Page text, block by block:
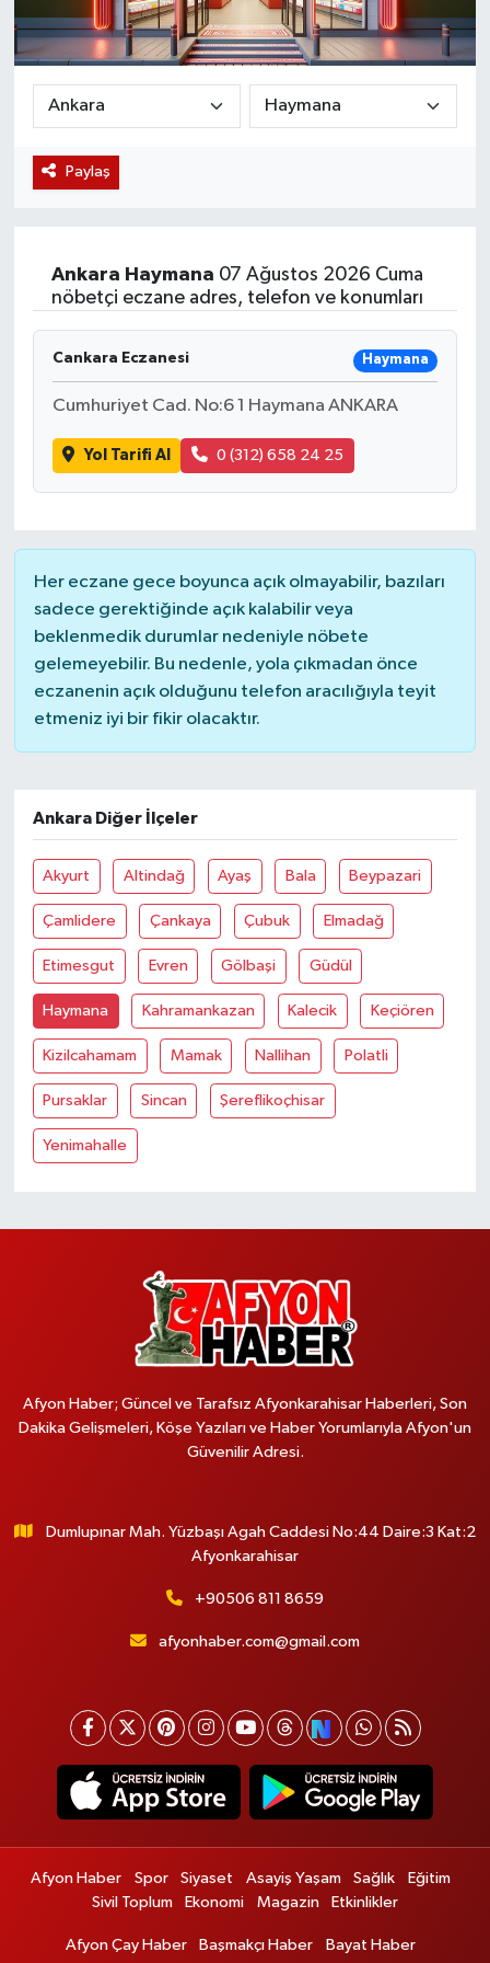
Paylaş
Ankara Haymana 07 Ağustos 2026 Cuma
nöbetçi eczane adres, telefon ve konumları
Cankara Eczanesi Haymana
Cumhuriyet Cad. No:6 1 Haymana ANKARA
Yol Tarifi Al 0 (312) 658 24 25
Her eczane gece boyunca açık olmayabilir, bazıları
sadece gerektiğinde açık kalabilir veya
beklenmedik durumlar nedeniyle nöbete
gelemeyebilir. Bu nedenle, yola çıkmadan önce
eczanenin açık olduğunu telefon aracılığıyla teyit
etmeniz iyi bir fikir olacaktır.
Ankara Diğer İlçeler
Akyurt Altindağ Ayaş Bala Beypazari
Çamlidere Çankaya Çubuk Elmadağ
Etimesgut Evren Gölbaşi Güdül
Haymana Kahramankazan Kalecik Keçiören
Kizilcahamam Mamak Nallihan Polatli
Pursaklar Sincan Şereflikoçhisar
Yenimahalle
Afyon Haber; Güncel ve Tarafsız Afyonkarahisar Haberleri, Son
Dakika Gelişmeleri, Köşe Yazıları ve Haber Yorumlarıyla Afyon'un
Güvenilir Adresi.
Dumlupınar Mah. Yüzbaşı Agah Caddesi No:44 Daire:3 Kat:2
Afyonkarahisar
+90506 811 8659
afyonhaber.com@gmail.com
Afyon Haber Spor Siyaset Asayiş Yaşam Sağlık
Eğitim
Sivil Toplum
Ekonomi Magazin Etkinlikler
Afyon Çay Haber Başmakçı Haber
Bayat Haber
Magazin
Etkinlikler